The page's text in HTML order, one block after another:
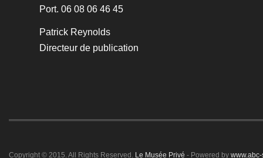
Port. 06 08 06 46 45
Patrick Reynolds
Directeur de publication
Copyright © 2015. All Rights Reserved. Le Musée Privé - Powered by